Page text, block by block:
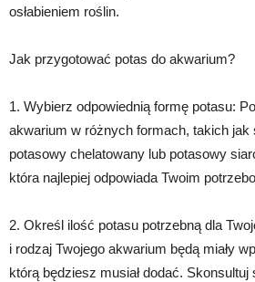
osłabieniem roślin.
Jak przygotować potas do akwarium?
1. Wybierz odpowiednią formę potasu:
akwarium w różnych formach, takich jak
potasowy chelatowany lub potasowy
która najlepiej odpowiada Twoim
2. Określ ilość potasu potrzebną dla
i rodzaj Twojego akwarium będą miały
którą będziesz musiał dodać.